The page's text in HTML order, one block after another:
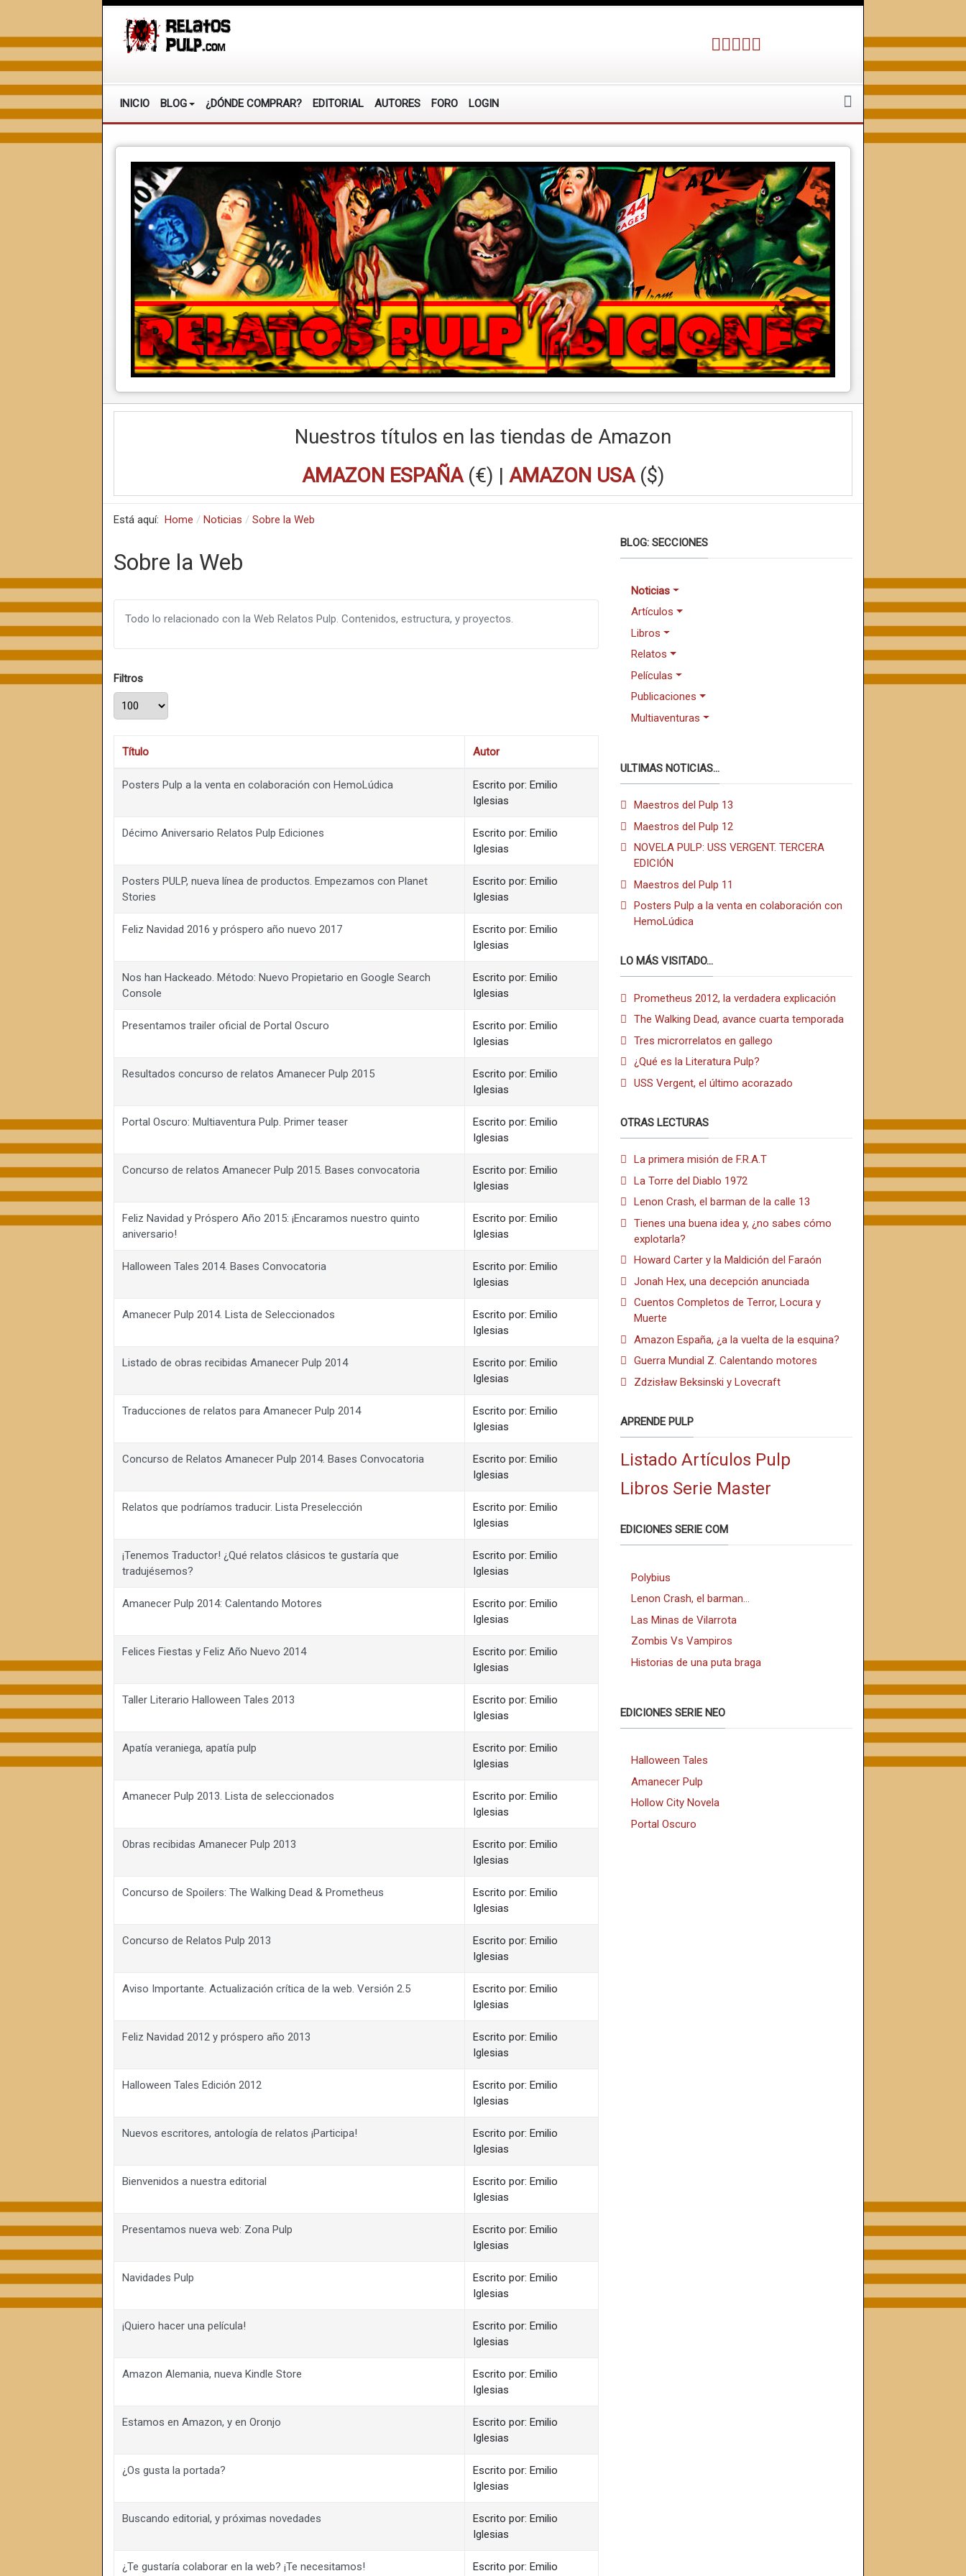
INICIO BLOG ¿DÓNDE COMPRAR? EDITORIAL AUTORES FORO LOGIN
Nuestros títulos en las tiendas de Amazon
AMAZON ESPAÑA(€) | AMAZON USA($)
Está aquí: Home Noticias Sobre la Web
Sobre la Web
Todo lo relacionado con la Web Relatos Pulp. Contenidos, estructura, y proyectos.
Filtros
Cantidad a mostrar
Título Autor
Posters Pulp a la venta en colaboración con HemoLúdica
Escrito por: Emilio
Iglesias
Décimo Aniversario Relatos Pulp Ediciones
Escrito por: Emilio
Iglesias
Posters PULP, nueva línea de productos. Empezamos con Planet
Stories
Escrito por: Emilio
Iglesias
Feliz Navidad 2016 y próspero año nuevo 2017
Escrito por: Emilio
Iglesias
Nos han Hackeado. Método: Nuevo Propietario en Google Search
Console
Escrito por: Emilio
Iglesias
Presentamos trailer oficial de Portal Oscuro
Escrito por: Emilio
Iglesias
Resultados concurso de relatos Amanecer Pulp 2015
Escrito por: Emilio
Iglesias
Portal Oscuro: Multiaventura Pulp. Primer teaser
Escrito por: Emilio
Iglesias
Concurso de relatos Amanecer Pulp 2015. Bases convocatoria
Escrito por: Emilio
Iglesias
Feliz Navidad y Próspero Año 2015: ¡Encaramos nuestro quinto
aniversario!
Escrito por: Emilio
Iglesias
Halloween Tales 2014. Bases Convocatoria
Escrito por: Emilio
Iglesias
Amanecer Pulp 2014. Lista de Seleccionados
Escrito por: Emilio
Iglesias
Listado de obras recibidas Amanecer Pulp 2014
Escrito por: Emilio
Iglesias
Traducciones de relatos para Amanecer Pulp 2014
Escrito por: Emilio
Iglesias
Concurso de Relatos Amanecer Pulp 2014. Bases Convocatoria
Escrito por: Emilio
Iglesias
Relatos que podríamos traducir. Lista Preselección
Escrito por: Emilio
Iglesias
¡Tenemos Traductor! ¿Qué relatos clásicos te gustaría que
tradujésemos?
Escrito por: Emilio
Iglesias
Amanecer Pulp 2014: Calentando Motores
Escrito por: Emilio
Iglesias
Felices Fiestas y Feliz Año Nuevo 2014
Escrito por: Emilio
Iglesias
Taller Literario Halloween Tales 2013
Escrito por: Emilio
Iglesias
Apatía veraniega, apatía pulp
Escrito por: Emilio
Iglesias
Amanecer Pulp 2013. Lista de seleccionados
Escrito por: Emilio
Iglesias
Obras recibidas Amanecer Pulp 2013
Escrito por: Emilio
Iglesias
Concurso de Spoilers: The Walking Dead & Prometheus
Escrito por: Emilio
Iglesias
Concurso de Relatos Pulp 2013
Escrito por: Emilio
Iglesias
Aviso Importante. Actualización crítica de la web. Versión 2.5
Escrito por: Emilio
Iglesias
Feliz Navidad 2012 y próspero año 2013
Escrito por: Emilio
Iglesias
Halloween Tales Edición 2012
Escrito por: Emilio
Iglesias
Nuevos escritores, antología de relatos ¡Participa!
Escrito por: Emilio
Iglesias
Bienvenidos a nuestra editorial
Escrito por: Emilio
Iglesias
Presentamos nueva web: Zona Pulp
Escrito por: Emilio
Iglesias
Navidades Pulp
Escrito por: Emilio
Iglesias
¡Quiero hacer una película!
Escrito por: Emilio
Iglesias
Amazon Alemania, nueva Kindle Store
Escrito por: Emilio
Iglesias
Estamos en Amazon, y en Oronjo
Escrito por: Emilio
Iglesias
¿Os gusta la portada?
Escrito por: Emilio
Iglesias
Buscando editorial, y próximas novedades
Escrito por: Emilio
Iglesias
¿Te gustaría colaborar en la web? ¡Te necesitamos! Escrito por: Emilio
BLOG: SECCIONES
Noticias
Artículos
Libros
Relatos
Películas
Publicaciones
Multiaventuras
ULTIMAS NOTICIAS...
Maestros del Pulp 13
Maestros del Pulp 12
NOVELA PULP: USS VERGENT. TERCERA
EDICIÓN
Maestros del Pulp 11
Posters Pulp a la venta en colaboración con
HemoLúdica
LO MÁS VISITADO...
Prometheus 2012, la verdadera explicación
The Walking Dead, avance cuarta temporada
Tres microrrelatos en gallego
¿Qué es la Literatura Pulp?
USS Vergent, el último acorazado
OTRAS LECTURAS
La primera misión de F.R.A.T
La Torre del Diablo 1972
Lenon Crash, el barman de la calle 13
Tienes una buena idea y, ¿no sabes cómo
explotarla?
Howard Carter y la Maldición del Faraón
Jonah Hex, una decepción anunciada
Cuentos Completos de Terror, Locura y
Muerte
Amazon España, ¿a la vuelta de la esquina?
Guerra Mundial Z. Calentando motores
Zdzisław Beksinski y Lovecraft
APRENDE PULP
Listado Artículos Pulp
Libros Serie Master
EDICIONES SERIE COM
Polybius
Lenon Crash, el barman...
Las Minas de Vilarrota
Zombis Vs Vampiros
Historias de una puta braga
EDICIONES SERIE NEO
Halloween Tales
Amanecer Pulp
Hollow City Novela
Portal Oscuro